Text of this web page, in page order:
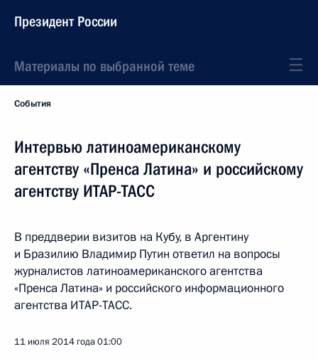
Президент России
Материалы по выбранной теме
События
Интервью латиноамериканскому
агентству «Пренса Латина» и российскому
агентству ИТАР-ТАСС
В преддверии визитов на Кубу, в Аргентину
и Бразилию Владимир Путин ответил на вопросы
журналистов латиноамериканского агентства
«Пренса Латина» и российского информационного
агентства ИТАР-ТАСС.
11 июля 2014 года01:00